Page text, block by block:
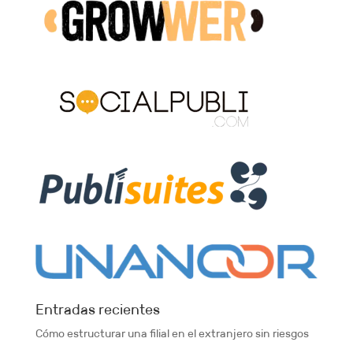
Entradas recientes
Cómo estructurar una filial en el extranjero sin riesgos